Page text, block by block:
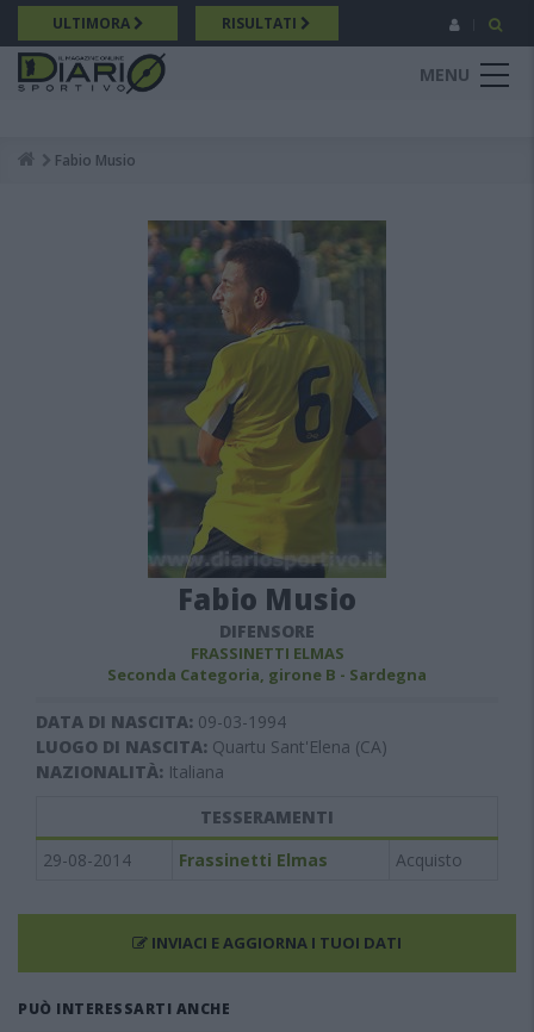
Salta
al
contenuto
principale
ULTIMORA RISULTATI
MENU
Breadcrumb
Fabio Musio
Fabio Musio
DIFENSORE
FRASSINETTI ELMAS
Seconda Categoria, girone B - Sardegna
DATA DI NASCITA: 09-03-1994
LUOGO DI NASCITA: Quartu Sant'Elena (CA)
NAZIONALITÀ: Italiana
TESSERAMENTI
29-08-2014
Frassinetti Elmas Acquisto
INVIACI E AGGIORNA I TUOI DATI
PUÒ INTERESSARTI ANCHE